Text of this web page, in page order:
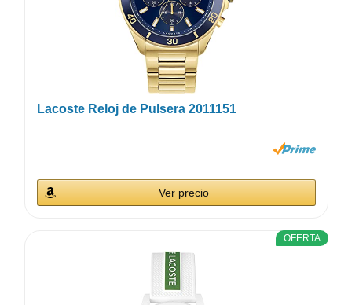
Lacoste Reloj de Pulsera 2011151
Ver precio
OFERTA